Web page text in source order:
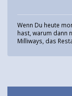
Wenn Du heute
hast, warum dann
Milliways, das